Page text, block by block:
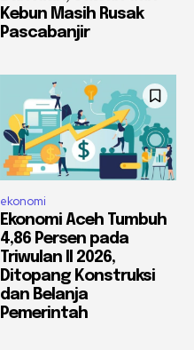
Kebun Masih Rusak
Pascabanjir
ekonomi
Ekonomi Aceh Tumbuh
4,86 Persen pada
Triwulan II 2026,
Ditopang Konstruksi
dan Belanja
Pemerintah